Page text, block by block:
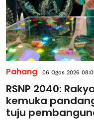
Pahang 06 Ogos 2026
RSNP 2040:
kemuka
tuju